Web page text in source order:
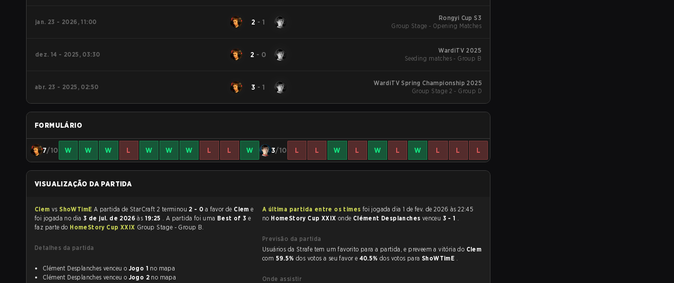
jan. 23 - 2026, 11:00 2 -1
Rongyi Cup S3
Group Stage - Opening Matches
dez. 14 - 2025, 03:30 2 - 0
WardiTV 2025
Seeding matches - Group B
abr. 23 - 2025, 02:50 3 -1
WardiTV Spring Championship 2025
Group Stage 2 - Group D
FORMULÁRIO
7/10 W W W L W W W L L W 3/10 L L W L W L W L L L
VISUALIZAÇÃO DA PARTIDA
Clem vs ShoWTimE A partida de StarCraft 2 terminou 2 - 0 a favor de Cleme
foi jogada no dia3 de jul. de 2026às 19:25 . A partida foi uma Best of 3 e
faz parte do HomeStory Cup XXIX Group Stage - Group B.
Detalhes da partida
Clément Desplanches venceu o Jogo 1 no mapa
Clément Desplanches venceu o Jogo 2 no mapa
A última partida entre os times
no HomeStory Cup XXIX onde Clément Desplanches venceu 3 - 1 .
Previsão da partida
Usuários da Strafe tem um favorito para a partida, e preveem a vitória do Clem
com 59.5% dos votos a seu favor e 40.5% dos votos para ShoWTimE .
Onde assistir